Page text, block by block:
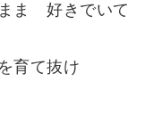
ま 好きでいて
育て抜け